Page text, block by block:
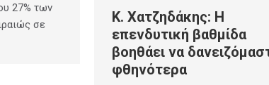
27% των
σε
Κ. Χατζηδάκης: H
επενδυτική βαθμίδα
βοηθάει να
φθηνότερα